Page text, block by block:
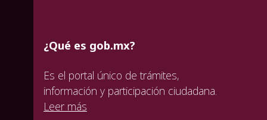
¿Qué es gob.mx?
Es el portal único de trámites,
información y participación ciudadana.
Leer más